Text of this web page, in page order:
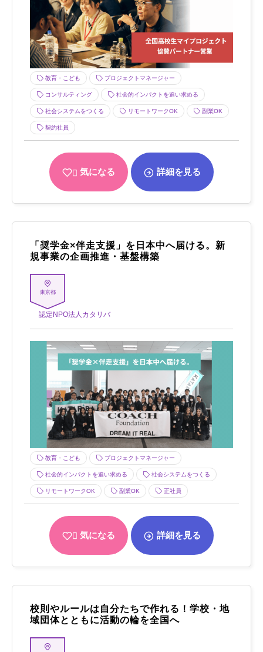
教育・こども プロジェクトマネージャー
コンサルティング 社会的インパクトを追い求める
社会システムをつくる リモートワークOK 副業OK
契約社員
気になる 詳細を見る
「奨学金×伴走支援」を日本中へ届ける。新
規事業の企画推進・基盤構築
東京都
認定NPO法人カタリバ
教育・こども プロジェクトマネージャー
社会的インパクトを追い求める 社会システムをつくる
リモートワークOK 副業OK 正社員
気になる 詳細を見る
校則やルールは自分たちで作れる！学校・地
域団体とともに活動の輪を全国へ